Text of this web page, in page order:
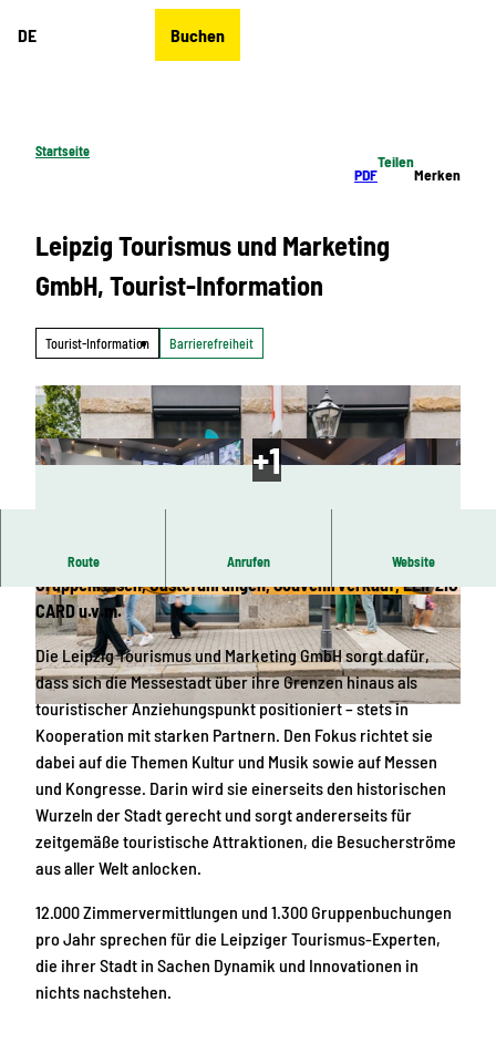
DE Buchen
Startseite
PDF
Teilen
Merken
Leipzig Tourismus und Marketing
GmbH, Tourist-Information
Tourist-Information Barrierefreiheit
© LTM, Philipp Kirschner | KI-optimiert
© LTM, Philipp Kirschner | KI-optimiert © LTM, Philipp Kirschner | KI-optimiert
Route Anrufen Website
Informationen, Zimmervermittlung, Individual- und
Gruppenreisen, Gästeführungen, Souvenirverkauf, LEIPZIG
CARD u.v.m.
Die Leipzig Tourismus und Marketing GmbH sorgt dafür,
dass sich die Messestadt über ihre Grenzen hinaus als
touristischer Anziehungspunkt positioniert – stets in
Kooperation mit starken Partnern. Den Fokus richtet sie
dabei auf die Themen Kultur und Musik sowie auf Messen
und Kongresse. Darin wird sie einerseits den historischen
Wurzeln der Stadt gerecht und sorgt andererseits für
zeitgemäße touristische Attraktionen, die Besucherströme
aus aller Welt anlocken.
12.000 Zimmervermittlungen und 1.300 Gruppenbuchungen
pro Jahr sprechen für die Leipziger Tourismus-Experten,
die ihrer Stadt in Sachen Dynamik und Innovationen in
nichts nachstehen.